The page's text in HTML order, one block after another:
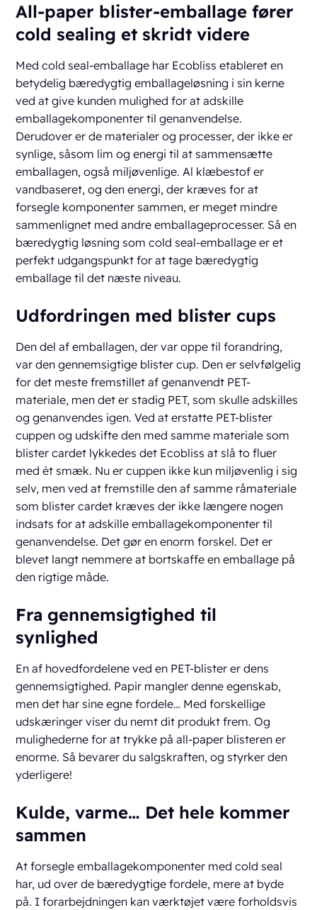
All-paper blister-emballage fører
cold sealing et skridt videre
Med cold seal-emballage har Ecobliss etableret en
betydelig bæredygtig emballageløsning i sin kerne
ved at give kunden mulighed for at adskille
emballagekomponenter til genanvendelse.
Derudover er de materialer og processer, der ikke er
synlige, såsom lim og energi til at sammensætte
emballagen, også miljøvenlige. Al klæbestof er
vandbaseret, og den energi, der kræves for at
forsegle komponenter sammen, er meget mindre
sammenlignet med andre emballageprocesser. Så en
bæredygtig løsning som cold seal-emballage er et
perfekt udgangspunkt for at tage bæredygtig
emballage til det næste niveau.
Udfordringen med blister cups
Den del af emballagen, der var oppe til forandring,
var den gennemsigtige blister cup. Den er selvfølgelig
for det meste fremstillet af genanvendt PET-
materiale, men det er stadig PET, som skulle adskilles
og genanvendes igen. Ved at erstatte PET-blister
cuppen og udskifte den med samme materiale som
blister cardet lykkedes det Ecobliss at slå to fluer
med ét smæk. Nu er cuppen ikke kun miljøvenlig i sig
selv, men ved at fremstille den af samme råmateriale
som blister cardet kræves der ikke længere nogen
indsats for at adskille emballagekomponenter til
genanvendelse. Det gør en enorm forskel. Det er
blevet langt nemmere at bortskaffe en emballage på
den rigtige måde.
Fra gennemsigtighed til
synlighed
En af hovedfordelene ved en PET-blister er dens
gennemsigtighed. Papir mangler denne egenskab,
men det har sine egne fordele… Med forskellige
udskæringer viser du nemt dit produkt frem. Og
mulighederne for at trykke på all-paper blisteren er
enorme. Så bevarer du salgskraften, og styrker den
yderligere!
Kulde, varme… Det hele kommer
sammen
At forsegle emballagekomponenter med cold seal
har, ud over de bæredygtige fordele, mere at byde
på. I forarbejdningen kan værktøjet være forholdsvis